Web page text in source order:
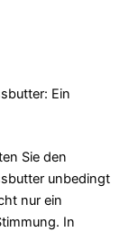
Ein
Sie den
unbedingt
nur ein
In